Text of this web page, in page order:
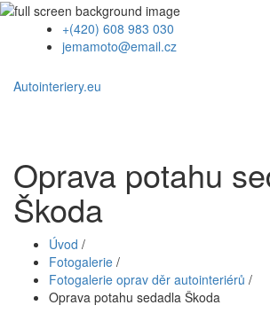
+(420) 608 983 030
jemamoto@email.cz
Autointeriery.eu
Oprava potahu
Škoda
Úvod /
Fotogalerie /
Fotogalerie oprav děr autointeriérů /
Oprava potahu sedadla Škoda